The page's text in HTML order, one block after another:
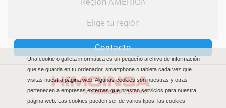
Elige tu región
Contacto
Una cookie o galleta informática es un pequeño archivo de información
que se guarda en tu ordenador, smartphone o tableta cada vez que
visitas nuestra página web. Algunas cookies son nuestras y otras
pertenecen a empresas externas que prestan servicios para nuestra
página web. Las cookies pueden ser de varios tipos: las cookies